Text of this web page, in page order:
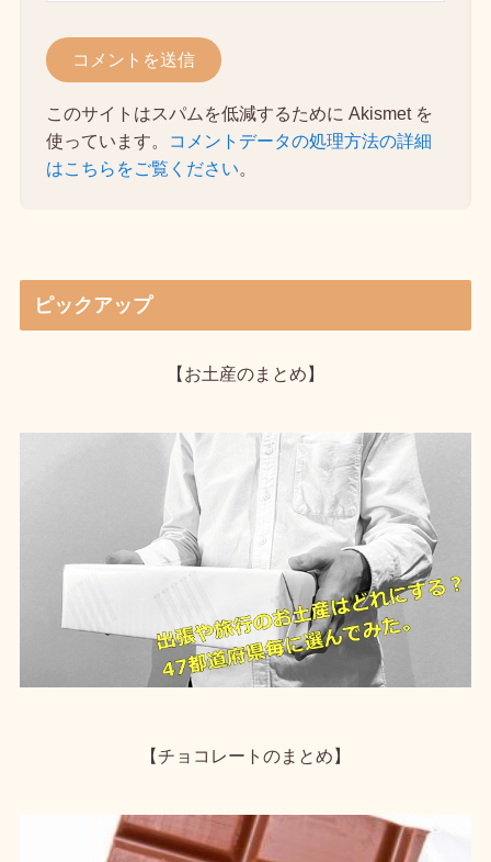
このサイトはスパムを低減するために Akismet を
使っています。
コメントデータの処理方法の詳細
はこちらをご覧ください。
ピックアップ
【お土産のまとめ】
【チョコレートのまとめ】